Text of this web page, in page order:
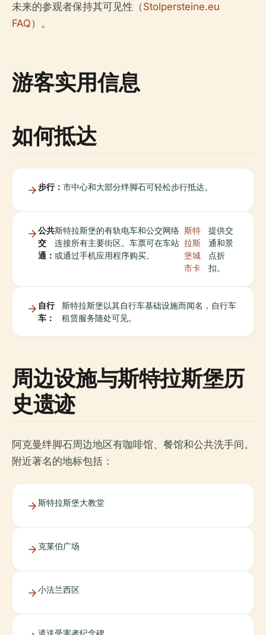
未来的参观者保持其可见性（Stolpersteine.eu
FAQ）。
游客实用信息
如何抵达
步行： 市中心和大部分绊脚石可轻松步行抵达。
公共
交
通：
斯特拉斯堡的有轨电车和公交网络
连接所有主要街区。车票可在车站
或通过手机应用程序购买。
斯特
拉斯
堡城
市卡
提供交
通和景
点折
扣。
自行
车：
斯特拉斯堡以其自行车基础设施而闻名，自行车
租赁服务随处可见。
周边设施与斯特拉斯堡历
史遗迹
阿克曼绊脚石周边地区有咖啡馆、餐馆和公共洗手间。
附近著名的地标包括：
斯特拉斯堡大教堂
克莱伯广场
小法兰西区
遣送受害者纪念碑